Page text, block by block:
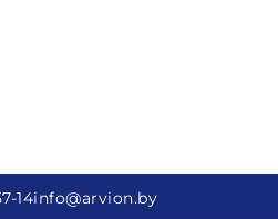
14info@arvion.by